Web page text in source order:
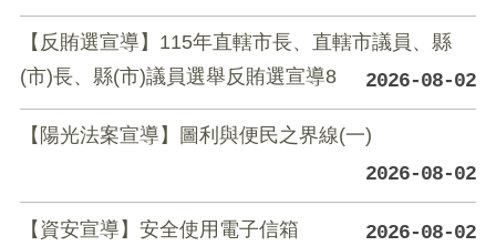
【反賄選宣導】115年直轄市長、直轄市議員、縣
(市)長、縣(市)議員選舉反賄選宣導8
2026-08-02
【陽光法案宣導】圖利與便民之界線(一)
2026-08-02
【資安宣導】安全使用電子信箱 2026-08-02